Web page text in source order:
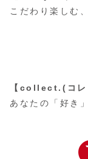
こだわり楽しむ
【collect.(コレ
あなたの「好き